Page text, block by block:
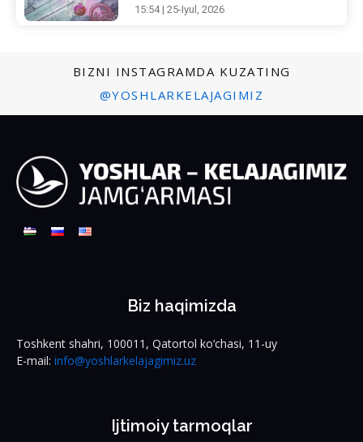
15:54 | 25-Iyul, 2026
BIZNI INSTAGRAMDA KUZATING
@YOSHLARKELAJAGIMIZ
Biz haqimizda
Toshkent shahri, 100011, Qatortol ko‘chasi, 11-uy
E-mail: info@yoshlarkelajagimiz.uz
Ijtimoiy tarmoqlar